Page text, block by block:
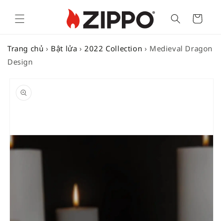
Cart
Trang chủ › Bật lửa ›2022 Collection › Medieval Dragon
Design
PRODUCT
INFORMATION